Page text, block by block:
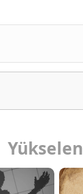
Yükselen